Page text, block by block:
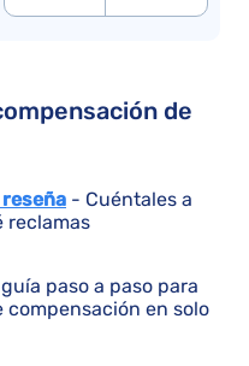
de
- Cuéntales a
reclamas
paso a paso para
compensación en solo